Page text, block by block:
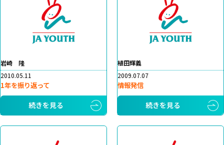
岩崎 隆
2010.05.11
1年を振り返って
続きを見る
植田輝義
2009.07.07
情報発信
続きを見る